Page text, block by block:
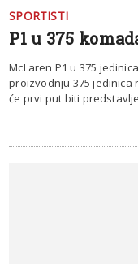
SPORTISTI
P1 u 375
McLaren P1 u 375
proizvodnju 375 jedinica
će prvi put biti